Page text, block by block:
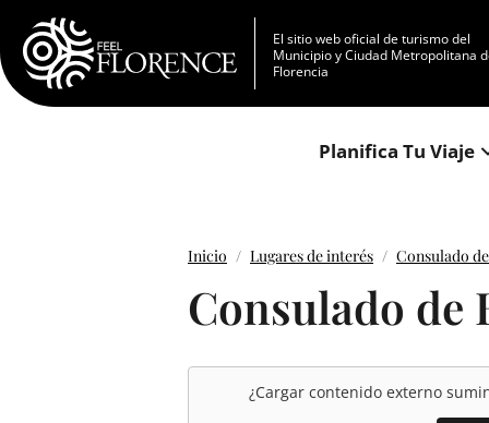
Pasar al contenido principal
El sitio web oficial de turismo del
Municipio y Ciudad Metropolitana
Florencia
Planifica Tu Viaje
Inicio Lugares de interés Consulado
Consulado de
¿Cargar contenido externo